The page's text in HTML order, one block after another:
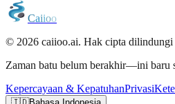
Caiioo
© 2026 caiioo.ai. Hak cipta dilindungi
Zaman batu belum berakhir—ini baru
Kepercayaan & KepatuhanPrivasi